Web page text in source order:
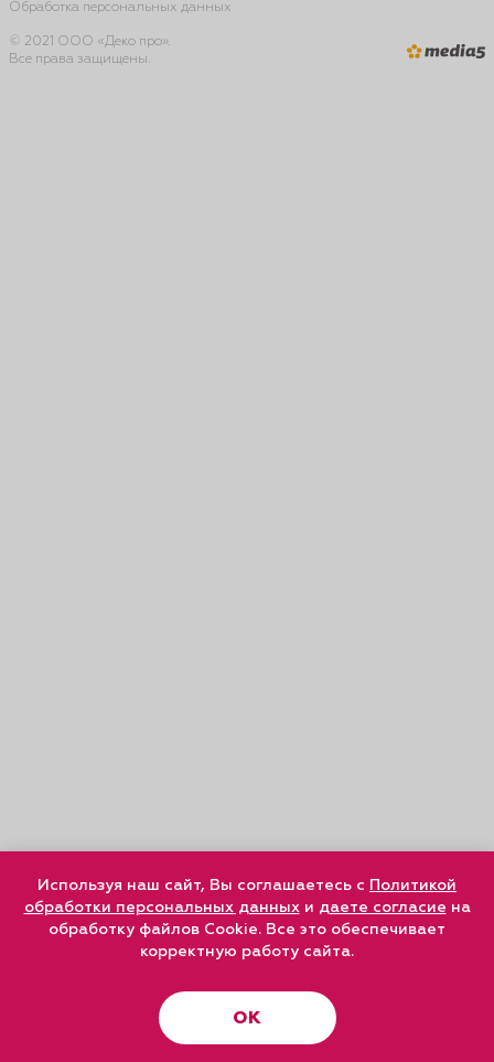
Обработка персональных данных
© 2021 ООО «Деко про».
Все права защищены.
Используя наш сайт, Вы соглашаетесь с Политикой
обработки персональных данныхи даете согласие на
обработку файлов Cookie. Все это обеспечивает
корректную работу сайта.
ОК